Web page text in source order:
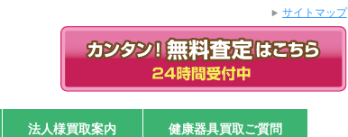
法人様買取案内 健康器具買取ご質問
サイトマップ